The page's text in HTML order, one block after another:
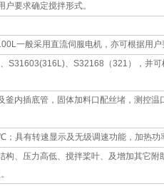
要求确定搅拌形式。
一般采用直流伺服电机，亦可根据用户
S31603(316L)、S32168（321），并
釜内插底管，固体加料口配丝堵，测控
具有转速显示及无级调速功能，加热功
构、压力高低、搅拌桨叶、及增加其它